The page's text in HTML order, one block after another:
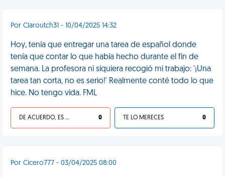
Por Claroutch31 - 10/04/2025 14:32
Hoy, tenía que entregar una tarea de español donde
tenía que contar lo que había hecho durante el fin de
semana. La profesora ni siquiera recogió mi trabajo: '¡Una
tarea tan corta, no es serio!' Realmente conté todo lo que
hice. No tengo vida. FML
DE ACUERDO, ES UNA VIDA HP 0 TE LO MERECES 0
Por Cicero777 - 03/04/2025 08:00